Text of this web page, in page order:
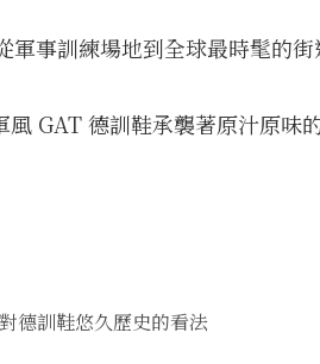
軍事訓練場地到全球最時髦的
GAT 德訓鞋承襲著原汁原味
德訓鞋悠久歷史的看法